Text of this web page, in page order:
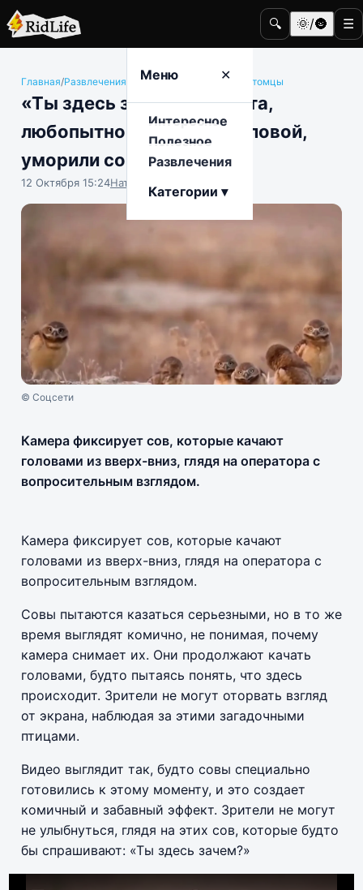
🔍 🌞/🌚 ☰
Меню ✕
Интересное
Полезное
Развлечения
Категории ▾
Главная/Развлечения Животные и домашние питомцы
«Ты здесь зачем?»: совята,
любопытно качающие головой,
уморили соцсети
12 Октября 15:24Наталья Герасимова
© Соцсети
Камера фиксирует сов, которые качают
головами из вверх-вниз, глядя на оператора с
вопросительным взглядом.
Камера фиксирует сов, которые качают
головами из вверх-вниз, глядя на оператора с
вопросительным взглядом.
Совы пытаются казаться серьезными, но в то же
время выглядят комично, не понимая, почему
камера снимает их. Они продолжают качать
головами, будто пытаясь понять, что здесь
происходит. Зрители не могут оторвать взгляд
от экрана, наблюдая за этими загадочными
птицами.
Видео выглядит так, будто совы специально
готовились к этому моменту, и это создает
комичный и забавный эффект. Зрители не могут
не улыбнуться, глядя на этих сов, которые будто
бы спрашивают: «Ты здесь зачем?»